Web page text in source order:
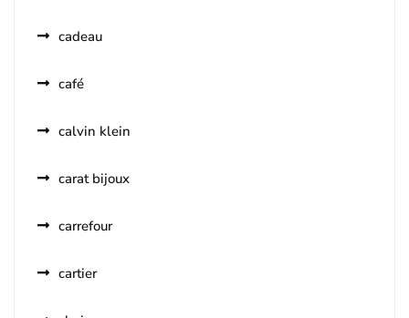
cadeau
café
calvin klein
carat bijoux
carrefour
cartier